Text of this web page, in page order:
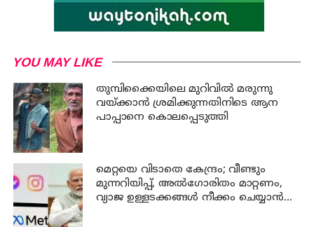
YOU MAY LIKE
തുമ്പിക്കൈയിലെ മുറിവില്‍ മരുന്നു
വയ്ക്കാന്‍ ശ്രമിക്കുന്നതിനിടെ ആന
പാപ്പാനെ കൊലപ്പെടുത്തി
മെറ്റയെ വിടാതെ കേന്ദ്രം; വീണ്ടും
മുന്നറിയിപ്പ്, അൽഗോരിതം മാറ്റണം,
വ്യാജ ഉള്ളടക്കങ്ങൾ നീക്കം ചെയ്യാൻ